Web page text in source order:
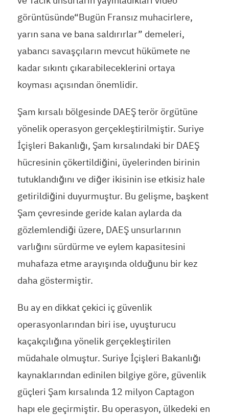
görüntüsünde“Bugün Fransız muhacirlere,
yarın sana ve bana saldırırlar” demeleri,
yabancı savaşçıların mevcut hükümete ne
kadar sıkıntı çıkarabileceklerini ortaya
koyması açısından önemlidir.
Şam kırsalı bölgesinde DAEŞ terör örgütüne
yönelik operasyon gerçekleştirilmiştir. Suriye
İçişleri Bakanlığı, Şam kırsalındaki bir DAEŞ
hücresinin çökertildiğini, üyelerinden birinin
tutuklandığını ve diğer ikisinin ise etkisiz hale
getirildiğini duyurmuştur. Bu gelişme, başkent
Şam çevresinde geride kalan aylarda da
gözlemlendiği üzere, DAEŞ unsurlarının
varlığını sürdürme ve eylem kapasitesini
muhafaza etme arayışında olduğunu bir kez
daha göstermiştir.
Bu ay en dikkat çekici iç güvenlik
operasyonlarından biri ise, uyuşturucu
kaçakçılığına yönelik gerçekleştirilen
müdahale olmuştur. Suriye İçişleri Bakanlığı
kaynaklarından edinilen bilgiye göre, güvenlik
güçleri Şam kırsalında 12 milyon Captagon
hapı ele geçirmiştir. Bu operasyon, ülkedeki en